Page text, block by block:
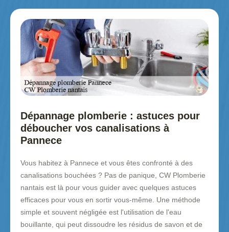
Dépannage plomberie : astuces pour
déboucher vos canalisations à
Pannece
Vous habitez à Pannece et vous êtes confronté à des
canalisations bouchées ? Pas de panique, CW Plomberie
nantais est là pour vous guider avec quelques astuces
efficaces pour vous en sortir vous-même. Une méthode
simple et souvent négligée est l'utilisation de l'eau
bouillante, qui peut dissoudre les résidus de savon et de